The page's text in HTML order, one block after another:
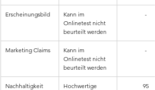
Erscheinungsbild
Kann im
Onlinetest nicht
beurteilt werden
-
Marketing Claims
Kann im
Onlinetest nicht
beurteilt werden
-
Nachhaltigkeit
Hochwertige
95